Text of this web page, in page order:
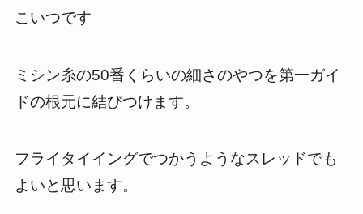
こいつです
ミシン糸の50番くらいの細さのやつを第一ガイ
ドの根元に結びつけます。
フライタイイングでつかうようなスレッドでも
よいと思います。